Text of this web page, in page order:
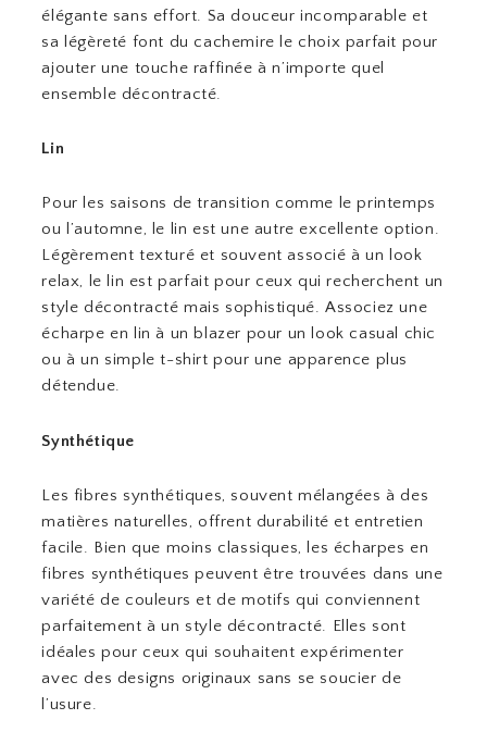
élégante sans effort. Sa douceur incomparable et
sa légèreté font du cachemire le choix parfait pour
ajouter une touche raffinée à n’importe quel
ensemble décontracté.
Lin
Pour les saisons de transition comme le printemps
ou l’automne, le lin est une autre excellente option.
Légèrement texturé et souvent associé à un look
relax, le lin est parfait pour ceux qui recherchent un
style décontracté mais sophistiqué. Associez une
écharpe en lin à un blazer pour un look casual chic
ou à un simple t-shirt pour une apparence plus
détendue.
Synthétique
Les fibres synthétiques, souvent mélangées à des
matières naturelles, offrent durabilité et entretien
facile. Bien que moins classiques, les écharpes en
fibres synthétiques peuvent être trouvées dans une
variété de couleurs et de motifs qui conviennent
parfaitement à un style décontracté. Elles sont
idéales pour ceux qui souhaitent expérimenter
avec des designs originaux sans se soucier de
l’usure.